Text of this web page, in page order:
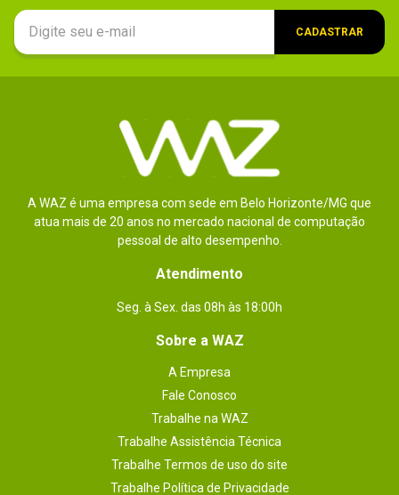
embalagem
CADASTRAR
A WAZ é uma empresa com sede em Belo Horizonte/MG que
atua mais de 20 anos no mercado nacional de computação
pessoal de alto desempenho.
Atendimento
Seg. à Sex. das 08h às 18:00h
Sobre a WAZ
A Empresa
Fale Conosco
Trabalhe na WAZ
Trabalhe Assistência Técnica
Trabalhe Termos de uso do site
Trabalhe Política de Privacidade